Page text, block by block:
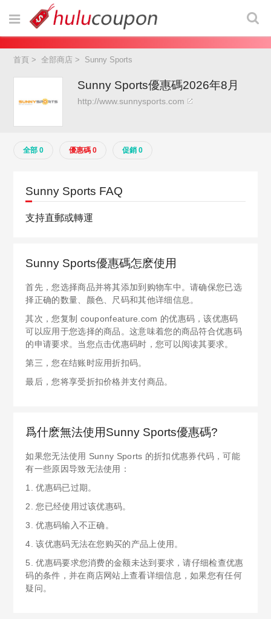
首頁 >全部商店 > Sunny Sports
Sunny Sports優惠碼2026年8月
http://www.sunnysports.com
全部 0 優惠碼 0 促銷 0
Sunny Sports FAQ
支持直郵或轉運
Sunny Sports優惠碼怎麽使用
首先，您选择商品并将其添加到购物车中。请确保您已选
择正确的数量、颜色、尺码和其他详细信息。
其次，您复制 couponfeature.com 的优惠码，该优惠码
可以应用于您选择的商品。这意味着您的商品符合优惠码
的申请要求。当您点击优惠码时，您可以阅读其要求。
第三，您在结账时应用折扣码。
最后，您将享受折扣价格并支付商品。
爲什麽無法使用Sunny Sports優惠碼?
如果您无法使用 Sunny Sports 的折扣优惠券代码，可能
有一些原因导致无法使用：
1. 优惠码已过期。
2. 您已经使用过该优惠码。
3. 优惠码输入不正确。
4. 该优惠码无法在您购买的产品上使用。
5. 优惠码要求您消费的金额未达到要求，请仔细检查优惠
码的条件，并在商店网站上查看详细信息，如果您有任何
疑问。